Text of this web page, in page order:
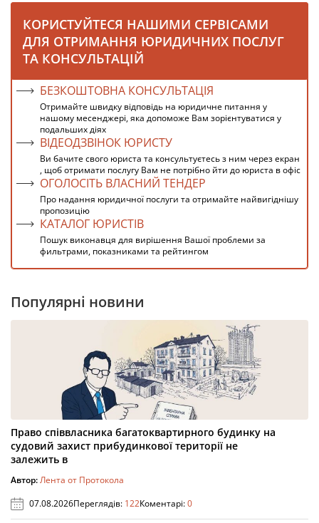
КОРИСТУЙТЕСЯ НАШИМИ СЕРВІСАМИ
ДЛЯ ОТРИМАННЯ ЮРИДИЧНИХ ПОСЛУГ
ТА КОНСУЛЬТАЦІЙ
БЕЗКОШТОВНА КОНСУЛЬТАЦІЯ
Отримайте швидку відповідь на юридичне питання у
нашому месенджері, яка допоможе Вам зорієнтуватися у
подальших діях
ВІДЕОДЗВІНОК ЮРИСТУ
Ви бачите свого юриста та консультуєтесь з ним через екран
, щоб отримати послугу Вам не потрібно йти до юриста в офіс
ОГОЛОСІТЬ ВЛАСНИЙ ТЕНДЕР
Про надання юридичної послуги та отримайте найвигіднішу
пропозицію
КАТАЛОГ ЮРИСТІВ
Пошук виконавця для вирішення Вашої проблеми за
фильтрами, показниками та рейтингом
Популярні новини
Право співвласника багатоквартирного будинку на
судовий захист прибудинкової території не
залежить в
Автор:Лента от Протокола
07.08.2026Переглядів: 122Коментарі:0